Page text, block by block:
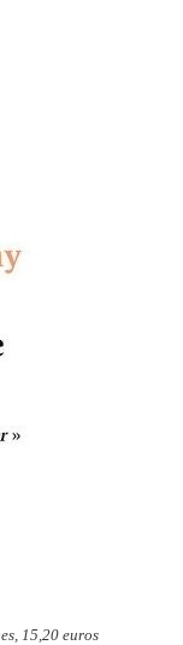
15,20 euros